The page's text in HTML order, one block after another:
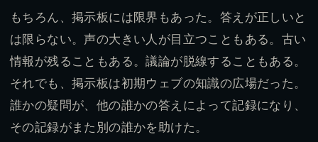
もちろん、掲示板には限界もあった。答えが正しいと
は限らない。声の大きい人が目立つこともある。古い
情報が残ることもある。議論が脱線することもある。
それでも、掲示板は初期ウェブの知識の広場だった。
誰かの疑問が、他の誰かの答えによって記録になり、
その記録がまた別の誰かを助けた。